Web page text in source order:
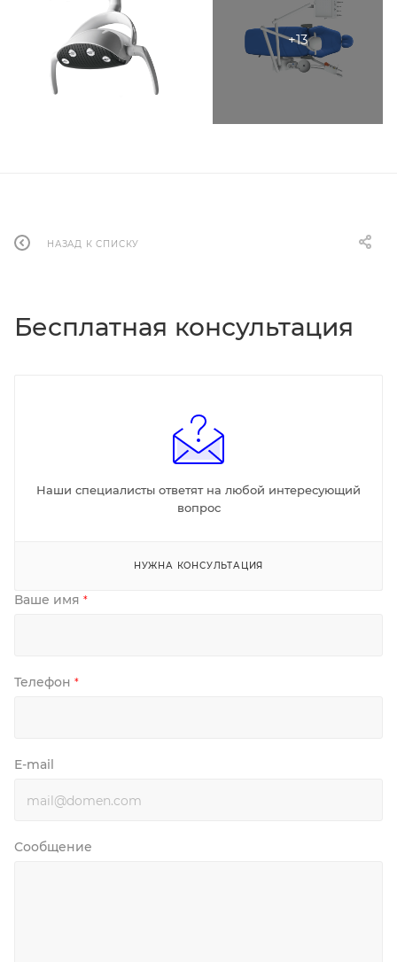
НАЗАД К СПИСКУ
Бесплатная консультация
Наши специалисты ответят на любой интересующий
вопрос
НУЖНА КОНСУЛЬТАЦИЯ
Ваше имя *
Телефон *
E-mail
Сообщение